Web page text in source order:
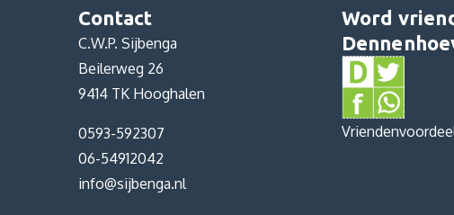
Contact
C.W.P. Sijbenga
Beilerweg 26
9414 TK Hooghalen
0593-592307
06-54912042
info@sijbenga.nl
Word